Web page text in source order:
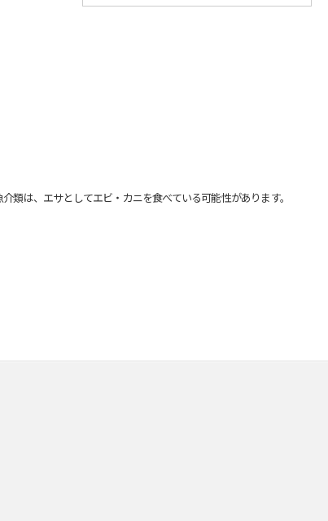
は、エサとしてエビ・カニを食べている可能性があります。